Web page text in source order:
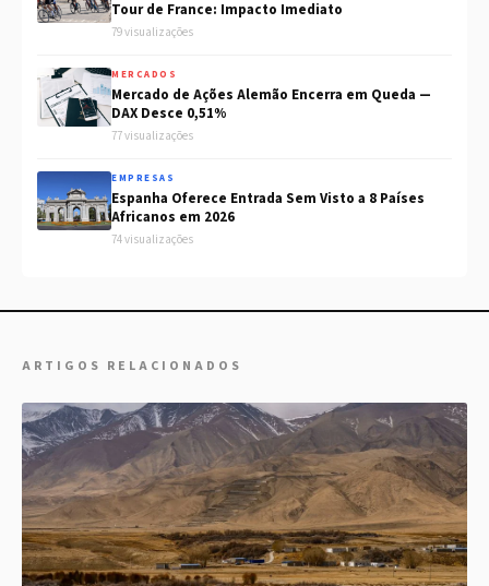
Tour de France: Impacto Imediato
79 visualizações
MERCADOS
Mercado de Ações Alemão Encerra em Queda —
DAX Desce 0,51%
77 visualizações
EMPRESAS
Espanha Oferece Entrada Sem Visto a 8 Países
Africanos em 2026
74 visualizações
ARTIGOS RELACIONADOS